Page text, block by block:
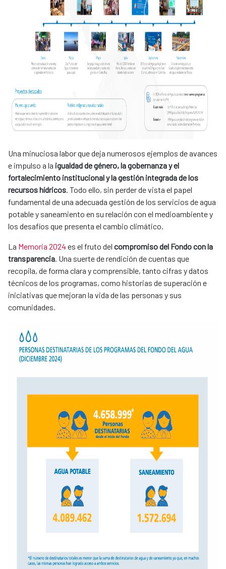
Una minuciosa labor que deja numerosos ejemplos de avances
e impulso a la igualdad de género, la gobernanza y el
fortalecimiento institucional y la gestión integrada de los
recursos hídricos. Todo ello, sin perder de vista el papel
fundamental de una adecuada gestión de los servicios de agua
potable y saneamiento en su relación con el medioambiente y
los desafíos que presenta el cambio climático.
La Memoria 2024 es el fruto del compromiso del Fondo con la
transparencia. Una suerte de rendición de cuentas que
recopila, de forma clara y comprensible, tanto cifras y datos
técnicos de los programas, como historias de superación e
iniciativas que mejoran la vida de las personas y sus
comunidades.